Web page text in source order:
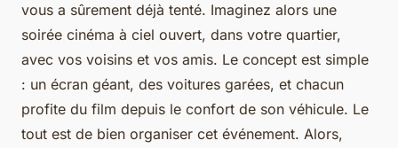
vous a sûrement déjà tenté. Imaginez alors une
soirée cinéma à ciel ouvert, dans votre quartier,
avec vos voisins et vos amis. Le concept est simple
: un écran géant, des voitures garées, et chacun
profite du film depuis le confort de son véhicule. Le
tout est de bien organiser cet événement. Alors,